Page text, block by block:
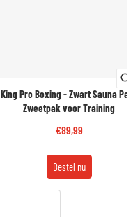
King Pro Boxing - Zwart Sauna
Zweetpak voor Training
€89,99
Bestel nu